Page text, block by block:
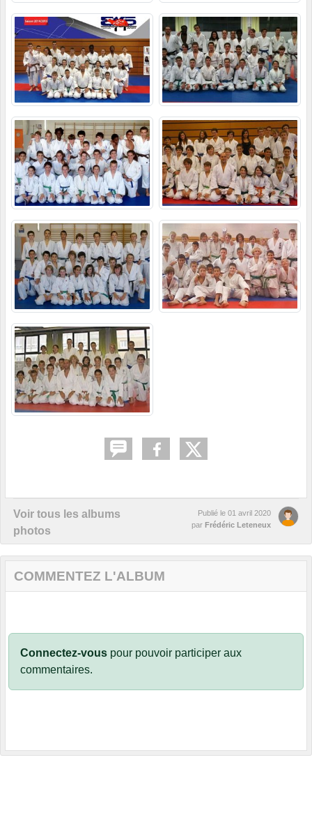
Voir tous les albums
photos
Publié le 01 avril 2020
par Frédéric Leteneux
COMMENTEZ L'ALBUM
Connectez-vous pour pouvoir participer aux
commentaires.